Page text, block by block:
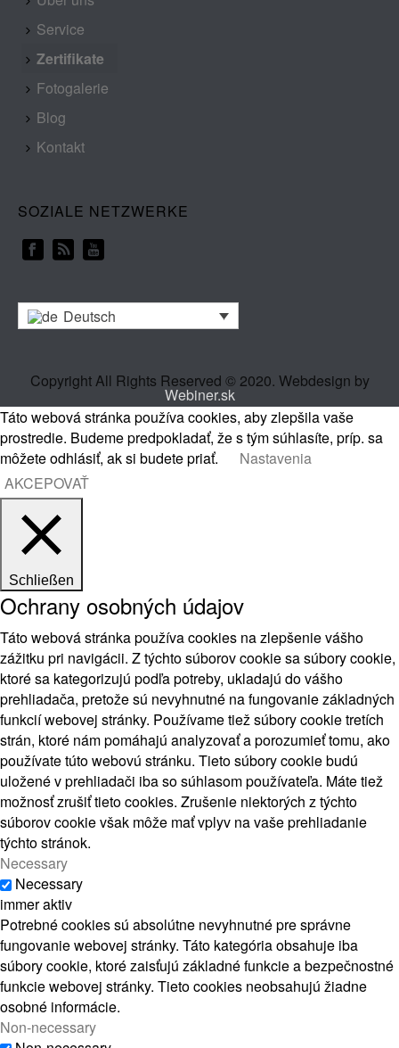
Service
Zertifikate
Fotogalerie
Blog
Kontakt
SOZIALE NETZWERKE
Deutsch
Copyright All Rights Reserved © 2020. Webdesign by
Webiner.sk
Táto webová stránka používa cookies, aby zlepšila vaše
prostredie. Budeme predpokladať, že s tým súhlasíte, príp. sa
môžete odhlásiť, ak si budete priať.
Nastavenia
AKCEPOVAŤ
Schließen
Ochrany osobných údajov
Táto webová stránka používa cookies na zlepšenie vášho
zážitku pri navigácii. Z týchto súborov cookie sa súbory cookie,
ktoré sa kategorizujú podľa potreby, ukladajú do vášho
prehliadača, pretože sú nevyhnutné na fungovanie základných
funkcií webovej stránky. Používame tiež súbory cookie tretích
strán, ktoré nám pomáhajú analyzovať a porozumieť tomu, ako
používate túto webovú stránku. Tieto súbory cookie budú
uložené v prehliadači iba so súhlasom používateľa. Máte tiež
možnosť zrušiť tieto cookies. Zrušenie niektorých z týchto
súborov cookie však môže mať vplyv na vaše prehliadanie
týchto stránok.
Necessary
Necessary
immer aktiv
Potrebné cookies sú absolútne nevyhnutné pre správne
fungovanie webovej stránky. Táto kategória obsahuje iba
súbory cookie, ktoré zaisťujú základné funkcie a bezpečnostné
funkcie webovej stránky. Tieto cookies neobsahujú žiadne
osobné informácie.
Non-necessary